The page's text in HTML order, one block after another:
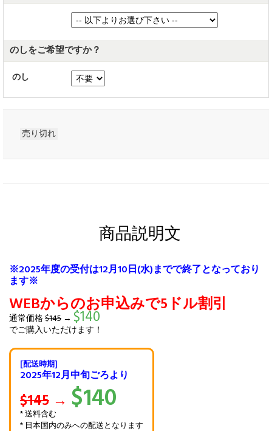
のしをご希望ですか？
のし
売り切れ
商品説明文
※2025年度の受付は12月10日(水)までで終了となっており
ます※
WEBからのお申込みで5ドル割引
通常価格$145 → $140
でご購入いただけます！
[配送時期]
2025年12月中旬ごろより
$145 → $140
* 送料含む
* 日本国内のみへの配送となります